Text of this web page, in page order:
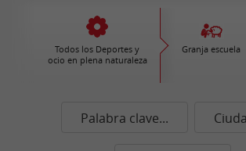
Todos los Deportes y
ocio en plena naturaleza
Granja escuela
Palabra clave...